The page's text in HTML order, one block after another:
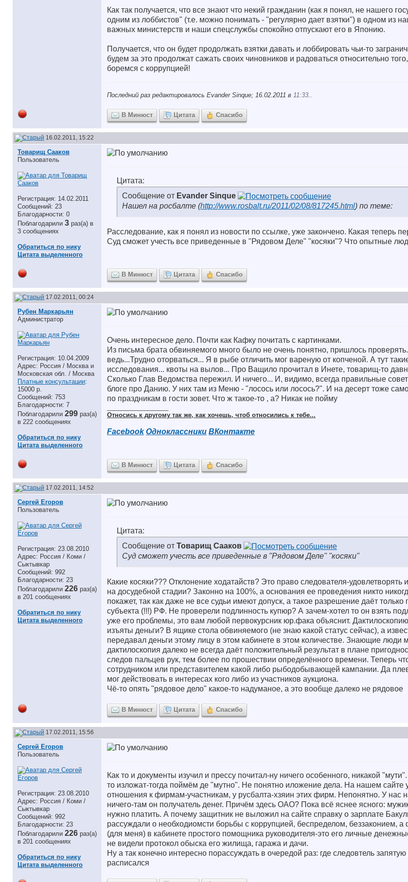
Как так получается, что все знают что некий гражданин (как я понял, не нашего
одним из лоббистов" (т.е. можно понимать - "регулярно дает взятки") в одном из
важных министерств и наши спецслужбы спокойно отпускают его в Японию.
Получается, что он будет продолжать взятки давать и лоббировать чьи-то
будем за это продолжат сажать своих чиновников и радоваться относительно
боремся с коррупцией!
Последний раз редактировалось Evander Sinque; 16.02.2011 в 11:33..
В Минюст Цитата Спасибо
16.02.2011, 15:22
Товарищ Сааков
Пользователь
Регистрация: 14.02.2011
Сообщений: 23
Благодарности: 0
Поблагодарили 3 раз(а) в
3 сообщениях
Обратиться по нику
Цитата выделенного
Цитата:
Сообщение от Evander Sinque
Нашел на росбалте (http://www.rosbalt.ru/2011/02/08/817245.html) по теме:
Расследование, как я понял из новости по ссылке, уже закончено. Какая теперь
Суд сможет учесть все приведенные в "Рядовом Деле" "косяки"? Что опытные
В Минюст Цитата Спасибо
17.02.2011, 00:24
Рубен Маркарьян
Администратор
Регистрация: 10.04.2009
Адрес: Россия / Москва и
Московская обл. / Москва
Платные консультации:
15000 р.
Сообщений: 753
Благодарности: 7
Поблагодарили 299 раз(а)
в 222 сообщениях
Обратиться по нику
Цитата выделенного
Очень интересное дело. Почти как Кафку почитать с картинками.
Из письма брата обвиняемого много было не очень понятно, пришлось
ведь...Трудно оторваться... Я в рыбе отличить мог вареную от копченой. А тут
исследования... квоты на вылов... Про Ващило прочитал в Инете, товарищ-то
Сколько Глав Ведомства пережил. И ничего... И, видимо, всегда правильные
блоге про Данию. У них там из Меню - "лосось или лосось?". И на десерт тоже
по праздникам в гости зовет. Что ж такое-то , а? Никак не пойму
Относись к другому так же, как хочешь, чтоб относились к тебе...
Facebook Одноклассники ВКонтакте
В Минюст Цитата Спасибо
17.02.2011, 14:52
Сергей Егоров
Пользователь
Регистрация: 23.08.2010
Адрес: Россия / Коми /
Сыктывкар
Сообщений: 992
Благодарности: 23
Поблагодарили 226 раз(а)
в 201 сообщениях
Обратиться по нику
Цитата выделенного
Цитата:
Сообщение от Товарищ Сааков
Суд сможет учесть все приведенные в "Рядовом Деле" "косяки"
Какие косяки??? Отклонение ходатайств? Это право следователя-удовлетворять
на досудебной стадии? Законно на 100%, а основания ее проведения никто
покажет, так как даже не все судьи имеют допуск, а такое разрешение даёт только
субъекта (!!!) РФ. Не проверели подлинность купюр? А зачем-хотел то он взять
уже его проблемы, это вам любой первокурсник юр.фака объяснит.
изъяты деньги? В ящике стола обвиняемого (не знаю какой статус сейчас), а
передавал деньги этому лицу в этом кабинете в этом количестве. Знающие люди
дактилоскопия далеко не всегда даёт положительный результат в плане
следов пальцев рук, тем более по прошествии определённого времени. Теперь
сотрудником или представителем какой либо рыбодобывающей кампании. Да
мог действовать в интересах кого либо из участников аукциона.
Чё-то опять "рядовое дело" какое-то надуманое, а это вообще далеко не рядовое
В Минюст Цитата Спасибо
17.02.2011, 15:56
Сергей Егоров
Пользователь
Регистрация: 23.08.2010
Адрес: Россия / Коми /
Сыктывкар
Сообщений: 992
Благодарности: 23
Поблагодарили 226 раз(а)
в 201 сообщениях
Обратиться по нику
Цитата выделенного
Как то и документы изучил и прессу почитал-ну ничего особенного, никакой
то изложат-тогда поймём де "мутно". Не понятно иложение дела. На нашем сайте
отношения к фирмам-участникам, у русбалта-хзяин этих фирм. Непонятно. У нас
ничего-там он получатель денег. Причём здесь ОАО? Пока всё яснее ясного:
нужно платить. А почему защитник не выложил на сайте справку о зарплате
рассуждали о необходиомсти борьбы с коррупцией, беспределом, беззаконием, а
(для меня) в кабинете простого помощника руководителя-это его личные
не видели протокол обыска его жилища, гаража и дачи.
Ну а так конечно интересно порассуждать в очередой раз: где следовтель
расписался